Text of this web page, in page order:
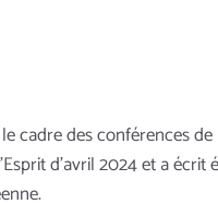
cadre des conférences
d’avril 2024 et a